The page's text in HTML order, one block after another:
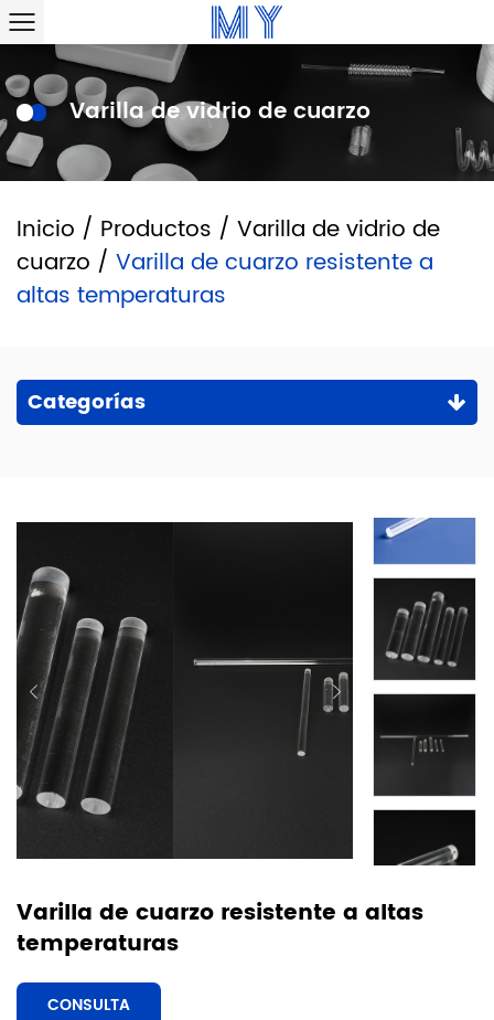
Varilla de vidrio de cuarzo
Inicio / Productos / Varilla de vidrio de
cuarzo / Varilla de cuarzo resistente a
altas temperaturas
Categorías
Varilla de cuarzo resistente a altas
temperaturas
CONSULTA